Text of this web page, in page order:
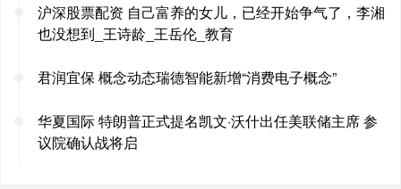
沪深股票配资 自己富养的女儿，已经开始争气了，李湘
也没想到_王诗龄_王岳伦_教育
君润宜保 概念动态瑞德智能新增“消费电子概念”
华夏国际 特朗普正式提名凯文·沃什出任美联储主席 参
议院确认战将启